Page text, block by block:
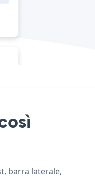
barra laterale,